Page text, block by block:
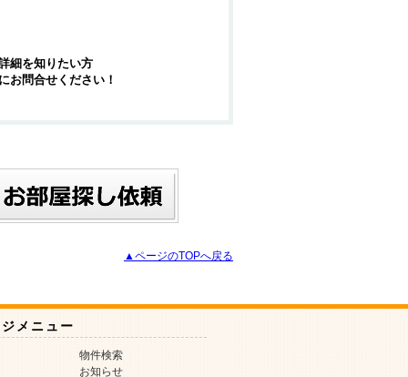
細を知りたい方
お問合せください！
▲ページのTOPへ戻る
メニュー
物件検索
お知らせ